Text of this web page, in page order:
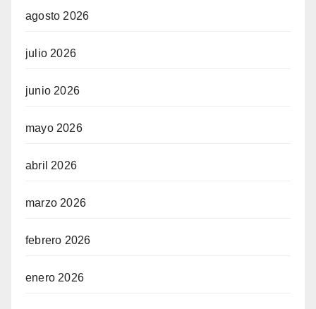
agosto 2026
julio 2026
junio 2026
mayo 2026
abril 2026
marzo 2026
febrero 2026
enero 2026